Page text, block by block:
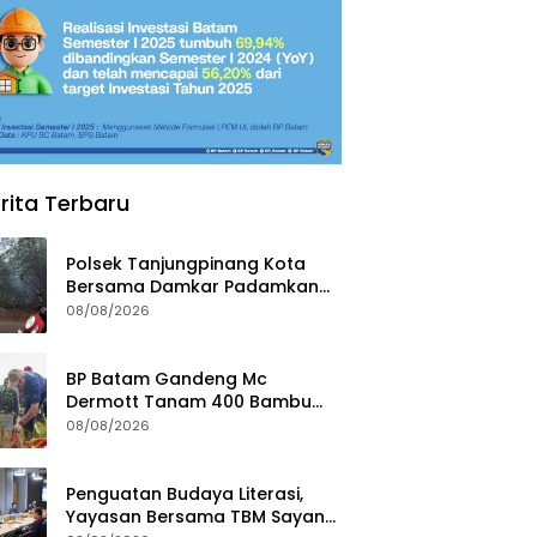
Terbaru
Polsek Tanjungpinang Kota
Bersama Damkar Padamkan
Karhutla di Kampung Bugis
08/08/2026
BP Batam Gandeng Mc
Dermott Tanam 400 Bambu
Betung di Bendungan Sei
08/08/2026
Penguatan Budaya Literasi,
Yayasan Bersama TBM Sayang